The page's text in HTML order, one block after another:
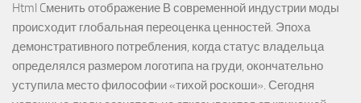
Html Cменить отображение В современной индустрии моды
происходит глобальная переоценка ценностей. Эпоха
демонстративного потребления, когда статус владельца
определялся размером логотипа на груди, окончательно
уступила место философии «тихой роскоши». Сегодня